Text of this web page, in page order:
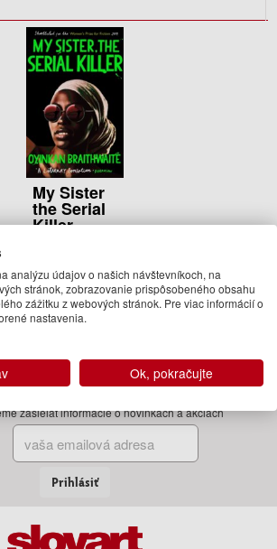
My Sister
the Serial
Killer
13.95 €
Na sklade
Zadajte Váš email
zasielať informácie o novinkách a akciách
Prihlásiť
analýzu údajov o našich návštevníkoch, na
stránok, zobrazovanie prispôsobeného obsahu
zážitku z webových stránok. Pre viac informácií o
nastavenia.
Ok, pokračujte